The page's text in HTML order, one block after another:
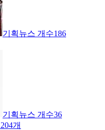
기획뉴스 개수186
기획뉴스 개수36
204개